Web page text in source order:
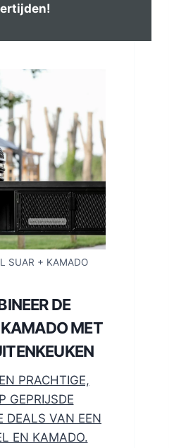
SUAR + KAMADO
DE
MET
PRACHTIGE,
GEPRIJSDE
DEALS VAN EEN
EN KAMADO.